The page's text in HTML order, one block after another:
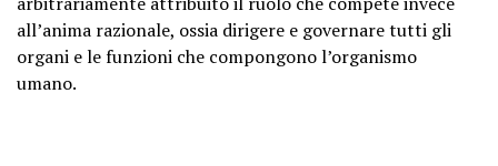
all’anima razionale, ossia dirigere e governare tutti gli
organi e le funzioni che compongono l’organismo
umano.